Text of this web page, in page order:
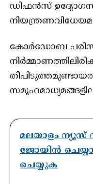
ഡിഫൻസ്
കോർഡോബ
മലയാളം ന്യൂസ്
ജോയിൻ
ചെയ്യുക